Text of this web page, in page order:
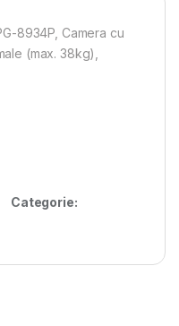
8934P, Camera cu
(max. 38kg),
Categorie: